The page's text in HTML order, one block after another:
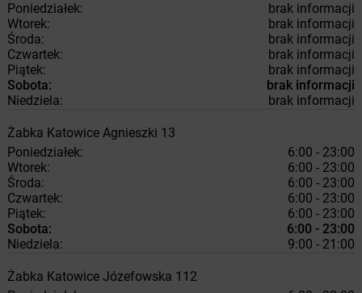
Poniedziałek:
brak informacji
Wtorek:
brak informacji
Środa:
brak informacji
Czwartek:
brak informacji
Piątek:
brak informacji
Sobota:
brak informacji
Niedziela:
brak informacji
Żabka Katowice Agnieszki 13
Poniedziałek:
6:00 - 23:00
Wtorek:
6:00 - 23:00
Środa:
6:00 - 23:00
Czwartek:
6:00 - 23:00
Piątek:
6:00 - 23:00
Sobota:
6:00 - 23:00
Niedziela:
9:00 - 21:00
Żabka Katowice Józefowska 112